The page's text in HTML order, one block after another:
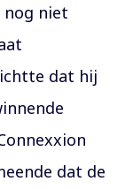
niet
dat hij
dat de